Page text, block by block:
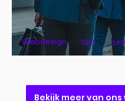
SEO
Webdesign
Bekijk meer van ons